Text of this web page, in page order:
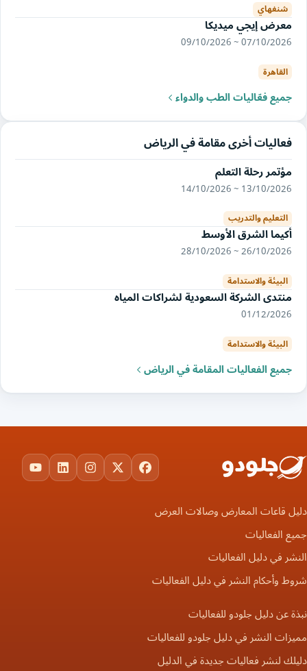
شنغهاي
معرض إيجي ميديكا
07/10/2026 ~ 09/10/2026
القاهرة
جميع فعّاليات الطب والدواء
فعاليات أخرى مقامة في الرياض
مؤتمر رحلة التعلم
13/10/2026 ~ 14/10/2026
التعليم والتدريب
أكيما الشرق الأوسط
26/10/2026 ~ 28/10/2026
البيئة والاستدامة
منتدى الشركة السعودية لشراكات المياه
01/12/2026
البيئة والاستدامة
جميع الفعاليات المقامة في الرياض
Facebook
X
Instagram
LinkedIn
دليل قاعات المعارض وصالات العرض
جميع الفعاليات
النشر في دليل الفعاليات
شروط وأحكام النشر في دليل الفعاليات
نبذة عن دليل جلودو للفعاليات
مميزات النشر في دليل جلودو للفعاليات
دليلك لنشر فعاليات جديدة في الدليل